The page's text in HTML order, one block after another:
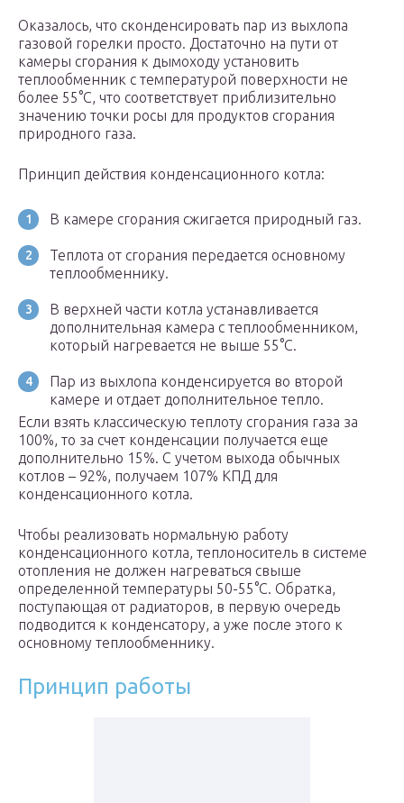
Оказалось, что сконденсировать пар из выхлопа
газовой горелки просто. Достаточно на пути от
камеры сгорания к дымоходу установить
теплообменник с температурой поверхности не
более 55°С, что соответствует приблизительно
значению точки росы для продуктов сгорания
природного газа.
Принцип действия конденсационного котла:
В камере сгорания сжигается природный газ.
Теплота от сгорания передается основному
теплообменнику.
В верхней части котла устанавливается
дополнительная камера с теплообменником,
который нагревается не выше 55°С.
Пар из выхлопа конденсируется во второй
камере и отдает дополнительное тепло.
Если взять классическую теплоту сгорания газа за
100%, то за счет конденсации получается еще
дополнительно 15%. С учетом выхода обычных
котлов – 92%, получаем 107% КПД для
конденсационного котла.
Чтобы реализовать нормальную работу
конденсационного котла, теплоноситель в системе
отопления не должен нагреваться свыше
определенной температуры 50-55°С. Обратка,
поступающая от радиаторов, в первую очередь
подводится к конденсатору, а уже после этого к
основному теплообменнику.
Принцип работы